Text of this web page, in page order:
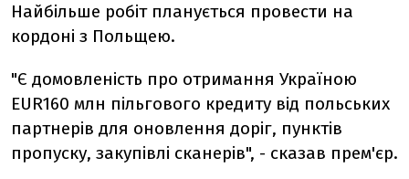
Найбільше робіт планується провести на
кордоні з Польщею.
"Є домовленість про отримання Україною
EUR160 млн пільгового кредиту від польських
партнерів для оновлення доріг, пунктів
пропуску, закупівлі сканерів", - сказав прем'єр.